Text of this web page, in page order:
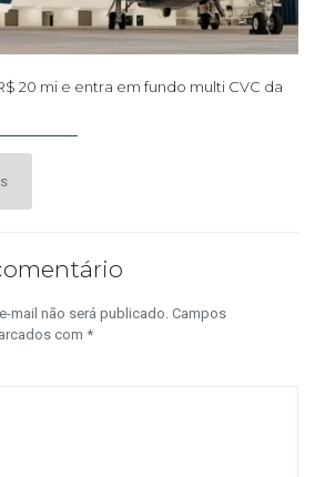
20 mi e entra em fundo multi CVC da
mail não será publicado. Campos
com *